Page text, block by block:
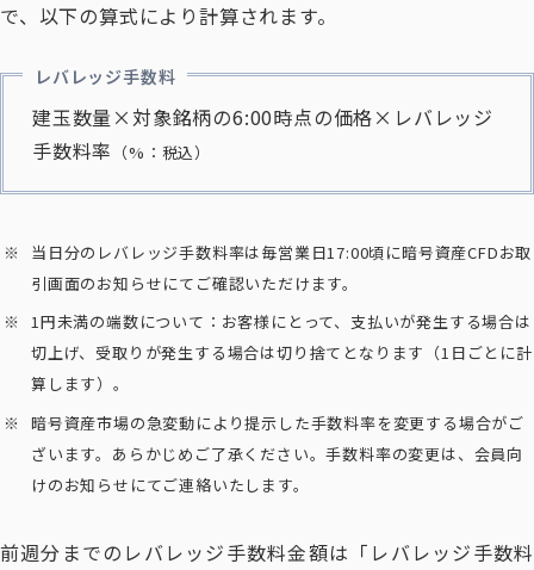
で、以下の算式により計算されます。
レバレッジ手数料
建玉数量×対象銘柄の6:00時点の価格×レバレッジ
手数料率 （%：税込）
当日分のレバレッジ手数料率は毎営業日17:00頃に暗号資産CFDお取
引画面のお知らせにてご確認いただけます。
1円未満の端数について：お客様にとって、支払いが発生する場合は
切上げ、受取りが発生する場合は切り捨てとなります （1日ごとに計
算します） 。
暗号資産市場の急変動により提示した手数料率を変更する場合がご
ざいます。あらかじめご了承ください。手数料率の変更は、会員向
けのお知らせにてご連絡いたします。
前週分までのレバレッジ手数料金額は「レバレッジ手数料